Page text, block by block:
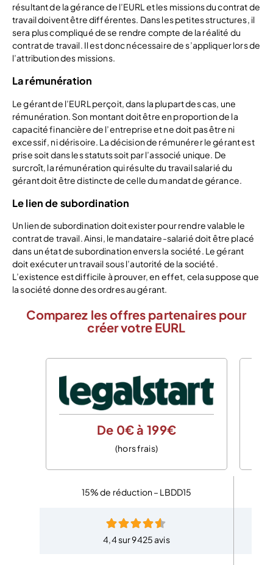
résultant de la gérance de l’EURL et les missions du contrat de
travail doivent être différentes. Dans les petites structures, il
sera plus compliqué de se rendre compte de la réalité du
contrat de travail. Il est donc nécessaire de s’appliquer lors de
l’attribution des missions.
La rémunération
Le gérant de l’EURL perçoit, dans la plupart des cas, une
rémunération. Son montant doit être en proportion de la
capacité financière de l’entreprise et ne doit pas être ni
excessif, ni dérisoire. La décision de rémunérer le gérant est
prise soit dans les statuts soit par l’associé unique. De
surcroît, la rémunération qui résulte du travail salarié du
gérant doit être distincte de celle du mandat de gérance.
Le lien de subordination
Un lien de subordination doit exister pour rendre valable le
contrat de travail. Ainsi, le mandataire-salarié doit être placé
dans un état de subordination envers la société. Le gérant
doit exécuter un travail sous l’autorité de la société.
L’existence est difficile à prouver, en effet, cela suppose que
la société donne des ordres au gérant.
Comparez les offres partenaires pour
créer votre EURL
De 0€ à 199€
(hors frais)
15% de réduction – LBDD15
4,4 sur 9425 avis